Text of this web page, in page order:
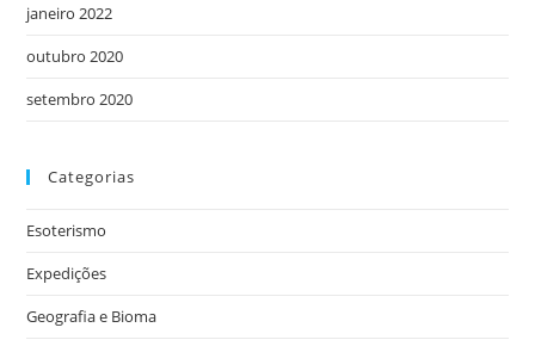
janeiro 2022
outubro 2020
setembro 2020
Categorias
Esoterismo
Expedições
Geografia e Bioma